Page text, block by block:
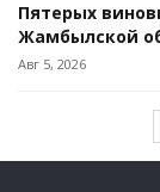
Пятерых
Жамбылской
Авг 5, 2026